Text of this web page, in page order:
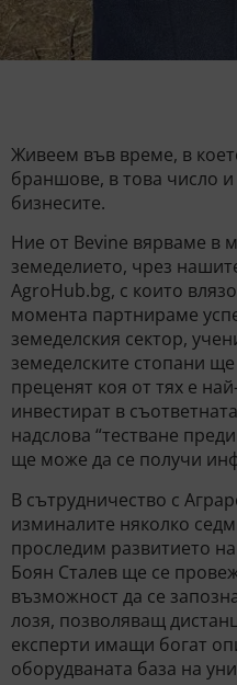
Живеем във време, в
браншове, в това число
бизнесите.
Ние от Bevine вярваме в
земеделието, чрез
AgroHub.bg, с които
момента партнираме
земеделския сектор,
земеделските стопани
преценят коя от тях е
инвестират в
надслова “тестване
ще може да се получи
В сътрудничество с
изминалите няколко
проследим развитието
Боян Сталев ще се
възможност да се
лозя, позволяващ
експерти имащи богат
оборудваната база на